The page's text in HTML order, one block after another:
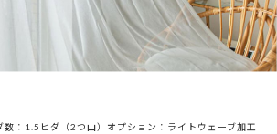
数：1.5ヒダ（2つ山）オプション：ライトウェーブ加工